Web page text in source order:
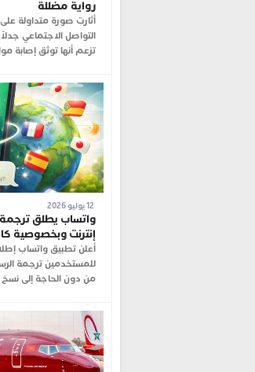
رواية مضللة
أثارت صورة متداولة
التواصل الاجتماعي
تزعم أنها توثق إصابة
واتساب يطلق ترجمة
إنترنت وبخصوصية
أعلن تطبيق واتساب
للمستخدمين ترجمة
من دون الحاجة إلى